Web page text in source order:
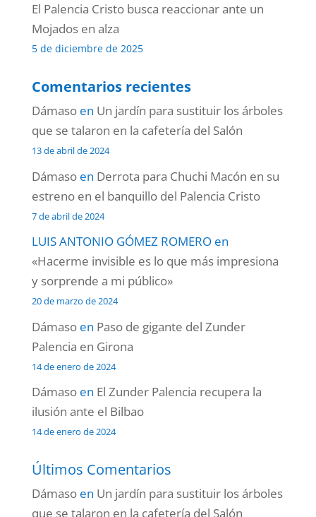
El Palencia Cristo busca reaccionar ante un
Mojados en alza
5 de diciembre de 2025
Comentarios recientes
Dámasoen Un jardín para sustituir los árboles
que se talaron en la cafetería del Salón
13 de abril de 2024
Dámasoen Derrota para Chuchi Macón en su
estreno en el banquillo del Palencia Cristo
7 de abril de 2024
LUIS ANTONIO GÓMEZ ROMEROen
«Hacerme invisible es lo que más impresiona
y sorprende a mi público»
20 de marzo de 2024
Dámasoen Paso de gigante del Zunder
Palencia en Girona
14 de enero de 2024
Dámasoen El Zunder Palencia recupera la
ilusión ante el Bilbao
14 de enero de 2024
Últimos Comentarios
Dámasoen Un jardín para sustituir los árboles
que se talaron en la cafetería del Salón